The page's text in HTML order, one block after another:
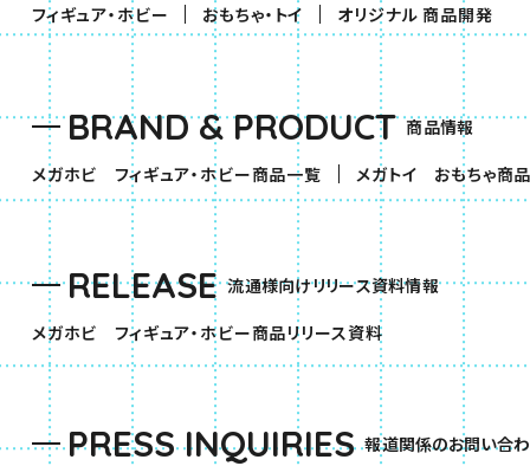
フィギュア・ホビー （別ウィンドウで開きます）
おもちゃ・トイ （別ウィンドウで開きます）
オリジナル 商品開発
BRAND & PRODUCT 商品情報
メガホビ フィギュア・ホビー商品一覧 （別ウィンドウで開きます）
メガトイ おもちゃ商
RELEASE 流通様向けリリース資料情報
メガホビ フィギュア・ホビー商品リリース資料（別ウィンドウで開きま
PRESS INQUIRIES 報道関係のお問い合